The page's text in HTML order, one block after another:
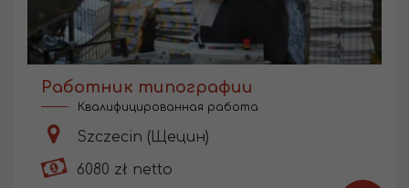
Работник типографии
Квалифицированная работа
Szczecin (Щецин)
6080 zł netto